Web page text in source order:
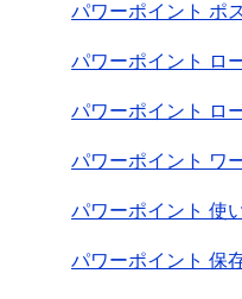
パワーポイント ポ
パワーポイント ロ
パワーポイント ロ
パワーポイント ワ
パワーポイント 使
パワーポイント 保